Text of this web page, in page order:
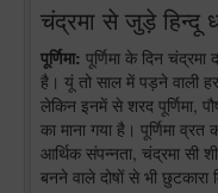
चंद्रमा से जुड़े हिन्दू
पूर्णिमा: पूर्णिमा के दिन
है। यूं तो साल में पड़ने वाली हर
लेकिन इनमें से शरद पूर्णिमा,
का माना गया है। पूर्णिमा
आर्थिक संपन्नता, चंद्रमा सी
बनने वाले दोषों से भी छुटकारा